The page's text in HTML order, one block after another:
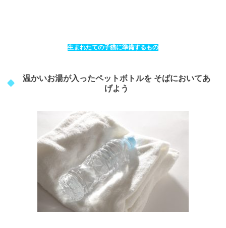
生まれたての子猫に準備するもの
温かいお湯が入ったペットボトルを そばにおいてあ
げよう